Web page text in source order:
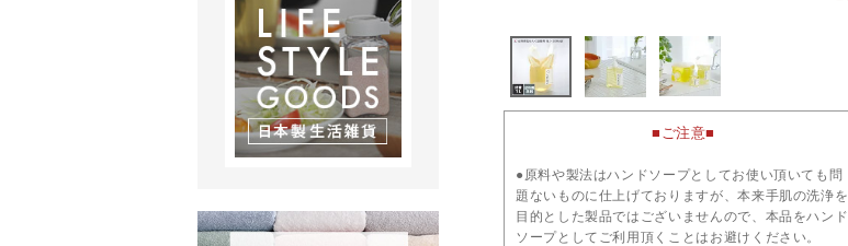
■ご注意■
●原料や製法はハンドソープとしてお使い頂いても問
題ないものに仕上げておりますが、本来手肌の洗浄を
目的とした製品ではございませんので、本品をハンド
ソープとしてご利用頂くことはお避けください。